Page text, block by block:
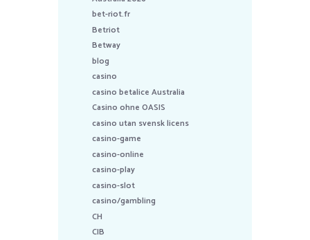
bet-riot.fr
Betriot
Betway
blog
casino
casino betalice Australia
Casino ohne OASIS
casino utan svensk licens
casino-game
casino-online
casino-play
casino-slot
casino/gambling
CH
CIB